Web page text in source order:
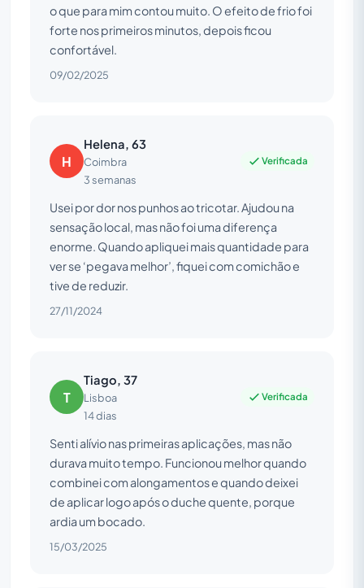
o que para mim contou muito. O efeito de frio foi
forte nos primeiros minutos, depois ficou
confortável.
09/02/2025
H
Helena, 63
Coimbra
3 semanas
Verificada
Usei por dor nos punhos ao tricotar. Ajudou na
sensação local, mas não foi uma diferença
enorme. Quando apliquei mais quantidade para
ver se ‘pegava melhor’, fiquei com comichão e
tive de reduzir.
27/11/2024
T
Tiago, 37
Lisboa
14 dias
Verificada
Senti alívio nas primeiras aplicações, mas não
durava muito tempo. Funcionou melhor quando
combinei com alongamentos e quando deixei
de aplicar logo após o duche quente, porque
ardia um bocado.
15/03/2025